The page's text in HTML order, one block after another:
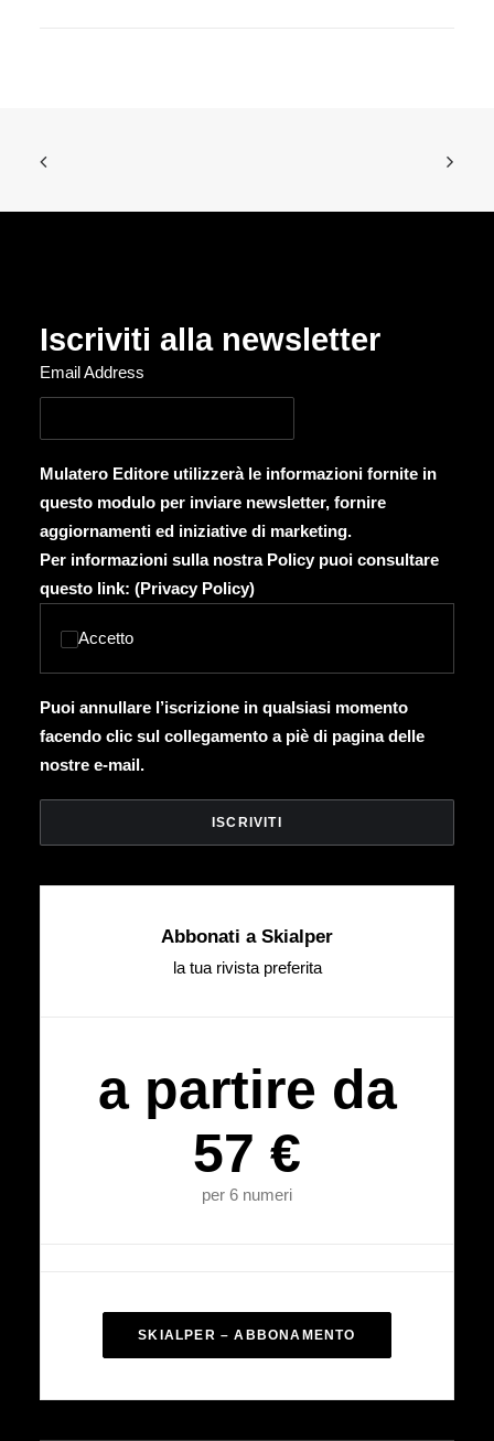
Iscriviti alla newsletter
Email Address
Mulatero Editore utilizzerà le informazioni fornite in
questo modulo per inviare newsletter, fornire
aggiornamenti ed iniziative di marketing.
Per informazioni sulla nostra Policy puoi consultare
questo link: (Privacy Policy)
Accetto
Puoi annullare l’iscrizione in qualsiasi momento
facendo clic sul collegamento a piè di pagina delle
nostre e-mail.
Abbonati a Skialper
la tua rivista preferita
a partire da
57 €
per 6 numeri
SKIALPER – ABBONAMENTO